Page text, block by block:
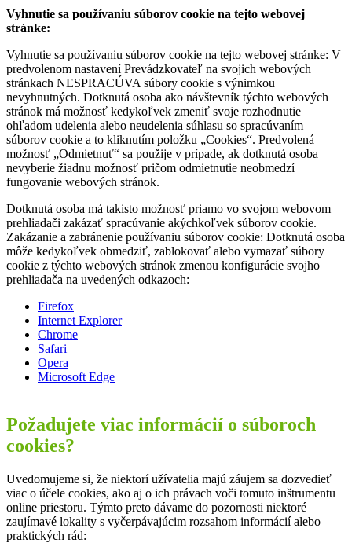
Vyhnutie sa používaniu súborov cookie na tejto webovej
stránke:
Vyhnutie sa používaniu súborov cookie na tejto webovej stránke: V
predvolenom nastavení Prevádzkovateľ na svojich webových
stránkach NESPRACÚVA súbory cookie s výnimkou
nevyhnutných. Dotknutá osoba ako návštevník týchto webových
stránok má možnosť kedykoľvek zmeniť svoje rozhodnutie
ohľadom udelenia alebo neudelenia súhlasu so spracúvaním
súborov cookie a to kliknutím položku „Cookies“. Predvolená
možnosť „Odmietnuť“ sa použije v prípade, ak dotknutá osoba
nevyberie žiadnu možnosť pričom odmietnutie neobmedzí
fungovanie webových stránok.
Dotknutá osoba má takisto možnosť priamo vo svojom webovom
prehliadači zakázať spracúvanie akýchkoľvek súborov cookie.
Zakázanie a zabránenie používaniu súborov cookie: Dotknutá osoba
môže kedykoľvek obmedziť, zablokovať alebo vymazať súbory
cookie z týchto webových stránok zmenou konfigurácie svojho
prehliadača na uvedených odkazoch:
Firefox
Internet Explorer
Chrome
Safari
Opera
Microsoft Edge
Požadujete viac informácií o súboroch
cookies?
Uvedomujeme si, že niektorí užívatelia majú záujem sa dozvedieť
viac o účele cookies, ako aj o ich právach voči tomuto inštrumentu
online priestoru. Týmto preto dávame do pozornosti niektoré
zaujímavé lokality s vyčerpávajúcim rozsahom informácií alebo
praktických rád: